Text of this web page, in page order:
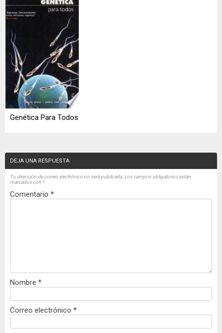
Genética Para Todos
DEJA UNA RESPUESTA
Tu dirección de correo electrónico no será publicada. Los campos obligatorios están
marcados con *
Comentario *
Nombre *
Correo electrónico *